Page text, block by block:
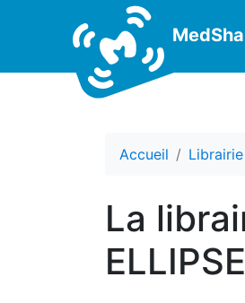
Accueil
La